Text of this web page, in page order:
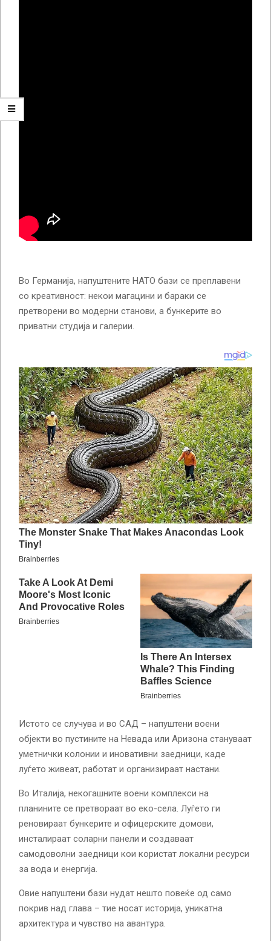
Во Германија, напуштените НАТО бази се преплавени
со креативност: некои магацини и бараки се
претворени во модерни станови, а бункерите во
приватни студија и галерии.
Истото се случува и во САД – напуштени воени
објекти во пустините на Невада или Аризона стануваат
уметнички колонии и иновативни заедници, каде
луѓето живеат, работат и организираат настани.
Во Италија, некогашните воени комплекси на
планините се претвораат во еко-села. Луѓето ги
реновираат бункерите и офицерските домови,
инсталираат соларни панели и создаваат
самодоволни заедници кои користат локални ресурси
за вода и енергија.
Овие напуштени бази нудат нешто повеќе од само
покрив над глава – тие носат историја, уникатна
архитектура и чувство на авантура.